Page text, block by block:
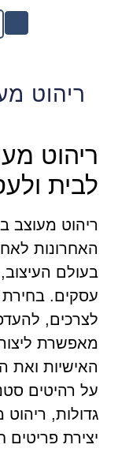
ריהוט
ריהוט
לבית
ריהוט מעוצב
האחרונות
בעולם
עסקים.
לצרכים,
מאפשרת
האישיות ואת
על רהיטים
גדולות,
יצירת